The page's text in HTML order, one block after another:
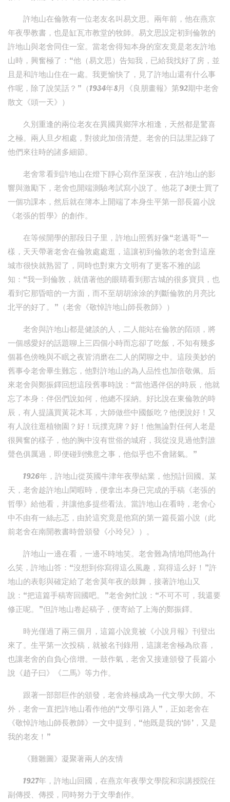
許地山在倫敦有一位老友名叫易文思。兩年前，他在燕京
年夜學教書，也是缸瓦市教堂的牧師。易文思設定初到倫敦的
許地山與老舍同住一室。當老舍得知本身的室友竟是老友許地
山時，興奮極了：“他（易文思）告知我，已給我找好了房，並
且是和許地山住在一處。我更愉快了，見了許地山還有什么事
作呢，除了說笑話？”（1934年8月《良朋畫報》第92期中老舍
散文《頭一天》）
久別重逢的兩位老友在異國異鄉萍水相逢，天然都是驚喜
之極。兩人旦夕相處，對彼此加倍清楚。老舍的日誌里記錄了
他們來往時的諸多細節。
老舍常看到許地山在燈下靜心寫作至深夜，在許地山的影
響與激勵下，老舍也開端測驗考試寫小說了。他花了3便士買了
一個功課本，然后就在簿本上開端了本身生平第一部長篇小說
《老張的哲學》的創作。
在等候開學的那段日子里，許地山照舊好像“老邁哥”一
樣，天天帶著老舍在倫敦處處逛，這讓初到倫敦的老舍對這座
城市很快就熟習了，同時也對東方文明有了更客不雅的認
知：“我一到倫敦，就借著他的眼睛看到那古城的很多寶貝，也
看到它那昏暗的一方面，而不至胡胡涂涂的判斷倫敦的月亮比
北平的好了。”（老舍《敬悼許地山師長教師》）
老舍與許地山都是健談的人，二人能站在倫敦的陌頭，將
一個感愛好的話題聊上三四個小時而忘卻了吃飯，不知有幾多
個暮色傍晚與不眠之夜皆消磨在二人的閑聊之中。這段美妙的
舊事令老舍畢生難忘，他對許地山的為人品性也加倍敬佩。后
來老舍與鄭振鐸回想這段舊事時說：“當他遇伴侶的時辰，他就
忘了本身：伴侶們說如何，他總不採納。好比說在東倫敦的時
辰，有人提議買黃花木耳，大師做些中國飯吃？他便說好！又
有人說往逛植物園？好！玩撲克牌？好！他無論對任何人老是
很興奮的樣子，他的胸中沒有世俗的城府，我從沒見過他對誰
聲色俱厲過，即便碰到怫意之事，他似乎也不會賭氣。”
1926年，許地山從英國牛津年夜學結業，他預計回國。某
天，老舍趁許地山閑暇時，便拿出本身已完成的手稿《老張的
哲學》給他看，并讓他多提些看法。當許地山在看時，老舍心
中不由有一絲忐忑，由於這究竟是他寫的第一篇長篇小說（此
前老舍在南開教書時曾頒發《小玲兒》）。
許地山一邊在看，一邊不時地笑。老舍難為情地問他為什
么笑，許地山答：“沒想到你寫得這么風趣，寫得這么好！”許
地山的表彰與確定給了老舍莫年夜的鼓舞，接著許地山又
說：“把這篇手稿寄回國吧。”老舍匆忙說：“不可不可，我還要
修正呢。”但許地山卷起稿子，便寄給了上海的鄭振鐸。
時光僅過了兩三個月，這篇小說竟被《小說月報》刊登出
來了。生平第一次投稿，就被名刊錄用，這讓老舍極為欣喜，
也讓老舍的自負心倍增。一鼓作氣，老舍又接連頒發了長篇小
說《趙子曰》《二馬》等力作。
跟著一部部巨作的頒發，老舍終極成為一代文學大師。不
外，老舍一直把許地山看作他的“文學引路人”，正如老舍在
《敬悼許地山師長教師》一文中提到，“他既是我的‘師’，又是
我的老友！”
《雞雛圖》凝聚著兩人的友情
1927年，許地山回國，在燕京年夜學文學院和宗講授院任
副傳授、傳授，同時努力于文學創作。